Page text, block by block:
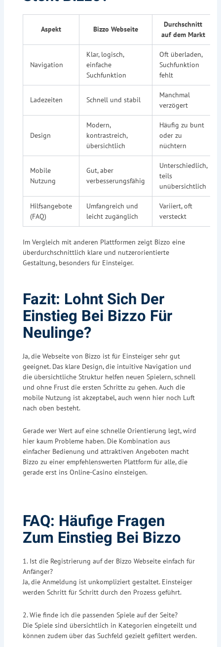
Aspekt Bizzo Webseite
Durchschnitt
auf dem Markt
Navigation
Klar, logisch,
einfache
Suchfunktion
Oft überladen,
Suchfunktion
fehlt
Ladezeiten Schnell und stabil
Manchmal
verzögert
Design
Modern,
kontrastreich,
übersichtlich
Häufig zu bunt
oder zu
nüchtern
Mobile
Nutzung
Gut, aber
verbesserungsfähig
Unterschiedlich,
teils
unübersichtlich
Hilfsangebote
(FAQ)
Umfangreich und
leicht zugänglich
Variiert, oft
versteckt
Im Vergleich mit anderen Plattformen zeigt Bizzo eine
überdurchschnittlich klare und nutzerorientierte
Gestaltung, besonders für Einsteiger.
Fazit: Lohnt Sich Der
Einstieg Bei Bizzo Für
Neulinge?
Ja, die Webseite von Bizzo ist für Einsteiger sehr gut
geeignet. Das klare Design, die intuitive Navigation und
die übersichtliche Struktur helfen neuen Spielern, schnell
und ohne Frust die ersten Schritte zu gehen. Auch die
mobile Nutzung ist akzeptabel, auch wenn hier noch Luft
nach oben besteht.
Gerade wer Wert auf eine schnelle Orientierung legt, wird
hier kaum Probleme haben. Die Kombination aus
einfacher Bedienung und attraktiven Angeboten macht
Bizzo zu einer empfehlenswerten Plattform für alle, die
gerade erst ins Online-Casino einsteigen.
FAQ: Häufige Fragen
Zum Einstieg Bei Bizzo
1. Ist die Registrierung auf der Bizzo Webseite einfach für
Anfänger?
Ja, die Anmeldung ist unkompliziert gestaltet. Einsteiger
werden Schritt für Schritt durch den Prozess geführt.
2. Wie finde ich die passenden Spiele auf der Seite?
Die Spiele sind übersichtlich in Kategorien eingeteilt und
können zudem über das Suchfeld gezielt gefiltert werden.